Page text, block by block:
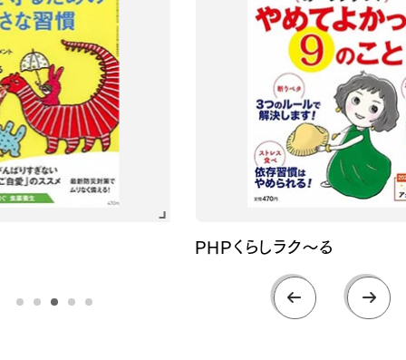
PHPくらしラク～る